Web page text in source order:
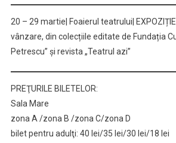
20 – 29 martie| Foaierul teatrului| EXPOZIȚIE
vânzare, din colecțiile editate de Fundația
Petrescu” și revista „Teatrul azi”
PREŢURILE BILETELOR:
Sala Mare
zona A /zona B /zona C/zona D
bilet pentru adulţi: 40 lei/35 lei/30 lei/18 lei